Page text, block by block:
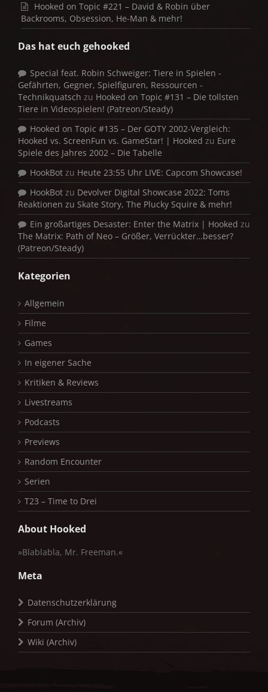
Hooked on Topic #221 – David & Robin über
Backrooms, Obsession, He-Man & mehr!
Das hat euch gehooked
Special feat. Robin Schweiger: Tiere in Spielen -
Gefährten, Gegner, Spielfiguren, Ressourcen -
Technikquatsch zu Hooked on Topic #131 – Die tollsten
Tiere in Videospielen! (Patreon/Steady)
Hooked on Topic #135 – Der GOTY 2002-Vergleich:
Hooked vs. ScreenFun vs. GameStar! | Hooked zu Eure
Spiele des Jahres 2002 – Die Tabelle
HookBot zu Heute 23:55 Uhr LIVE: Capcom Showcase!
HookBot zu Devolver Digital Showcase 2022: Toms
Reaktionen zu Skate Story, The Plucky Squire & mehr!
Ein großartiges Desaster: Enter the Matrix | Hooked zu
The Matrix: Path of Neo – Größer, Verrückter…besser?
(Patreon/Steady)
Kategorien
Allgemein
Filme
Games
In eigener Sache
Kritiken & Reviews
Livestreams
Podcasts
Previews
Random Encounter
Serien
T23 – Time to Drei
About Hooked
»Blablabla, Mr. Freeman.«
Meta
Datenschutzerklärung
Forum (Archiv)
Wiki (Archiv)